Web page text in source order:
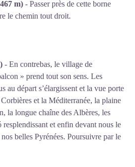
m) - Passer près de cette borne
le chemin tout droit.
- En contrebas, le village de
» prend tout son sens. Les
au départ s’élargissent et la vue porte
et la Méditerranée, la plaine
la longue chaîne des Albères, les
et enfin devant nous le
belles Pyrénées. Poursuivre par le